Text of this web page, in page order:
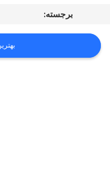
درخواست
نقل قول
برجسته: